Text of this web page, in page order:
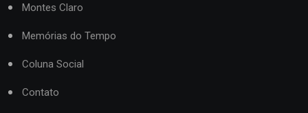
Montes Claro
Memórias do Tempo
Coluna Social
Contato